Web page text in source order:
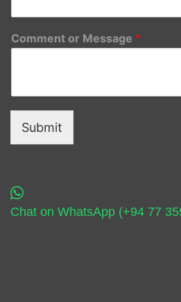
Comment or Message *
Submit
Chat on WhatsApp (+94 77